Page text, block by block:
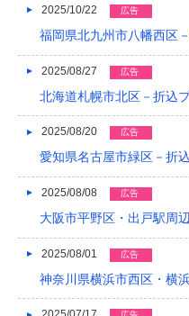
2017/09
2017/08
2017/06
2017/05
2017/04
2017/03
2025/10/22 広告
福岡県北九州市八幡西区
2025/08/27 広告
北海道札幌市北区－折込
2025/08/20 広告
愛知県名古屋市緑区－折
2025/08/08 広告
大阪市平野区・出戸駅周
2025/08/01 広告
神奈川県横浜市西区・横